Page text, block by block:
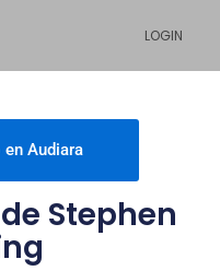
LOGIN
Audiara
Stephen